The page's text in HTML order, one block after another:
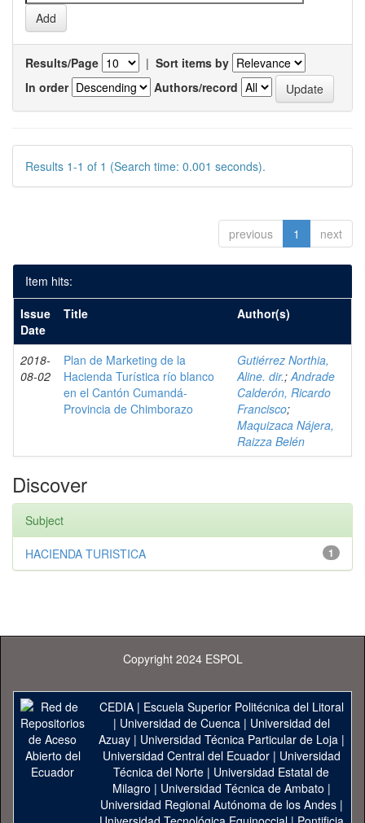
Results/Page | Sort items by
In order
Authors/record
Results 1-1 of 1 (Search time: 0.001 seconds).
previous 1 next
Item hits:
Issue
Date
Title Author(s)
2018-
08-02
Plan de Marketing de la
Hacienda Turística río blanco
en el Cantón Cumandá-
Provincia de Chimborazo
Gutiérrez Northia,
Aline. dir.;Andrade
Calderón, Ricardo
Francisco;
Maquizaca Nájera,
Raizza Belén
Discover
Subject
1
HACIENDA TURISTICA
Copyright 2024 ESPOL
CEDIA| Escuela Superior Politécnica del Litoral
| Universidad de Cuenca| Universidad del
Azuay| Universidad Técnica Particular de Loja|
Universidad Central del Ecuador| Universidad
Técnica del Norte | Universidad Estatal de
Milagro | Universidad Técnica de Ambato |
Universidad Regional Autónoma de los Andes|